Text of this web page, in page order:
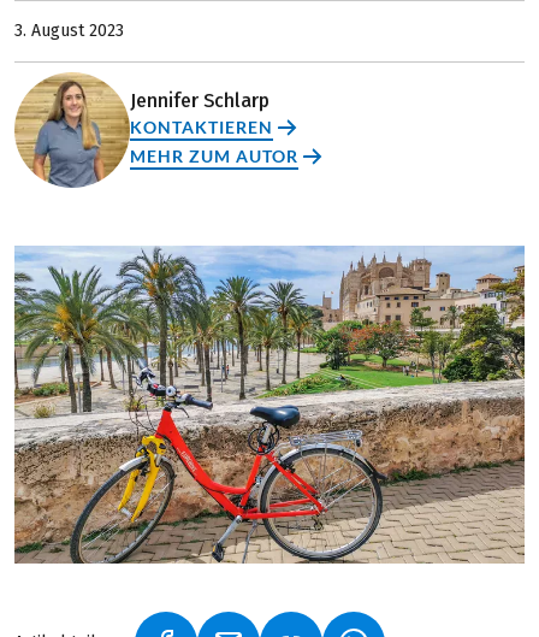
3. August 2023
Jennifer Schlarp
KONTAKTIEREN
MEHR ZUM AUTOR